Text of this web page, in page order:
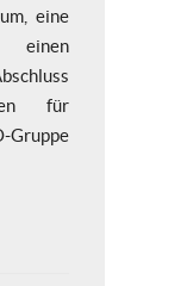
eine
für
Gruppe